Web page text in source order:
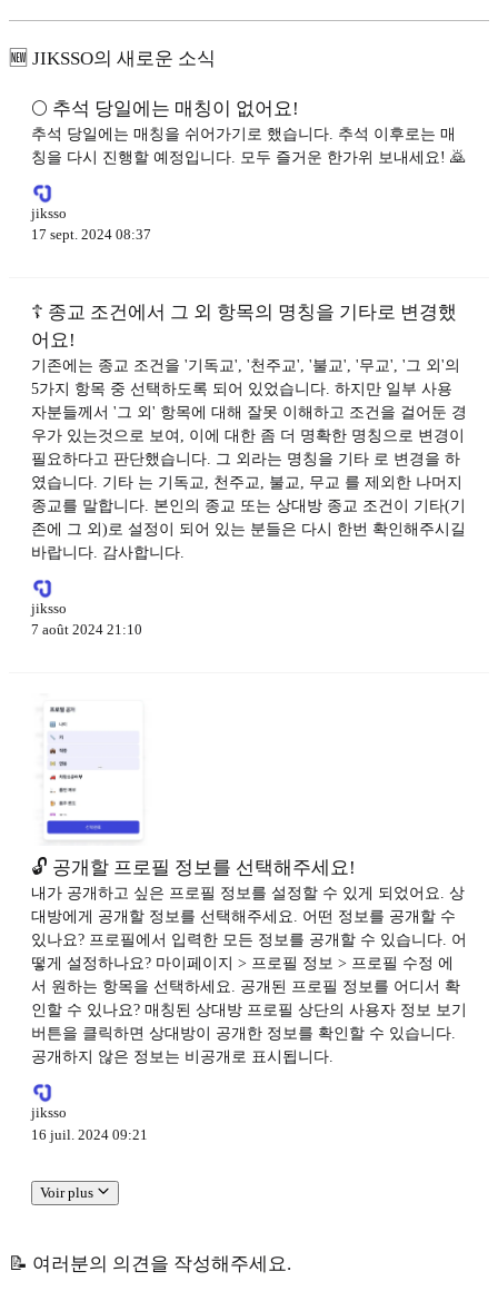
🆕 JIKSSO의 새로운 소식
🌕 추석 당일에는 매칭이 없어요!
추석 당일에는 매칭을 쉬어가기로 했습니다. 추석 이후로는 매
칭을 다시 진행할 예정입니다. 모두 즐거운 한가위 보내세요! 🙇
jiksso
17 sept. 2024 08:37
☦️ 종교 조건에서 그 외 항목의 명칭을 기타로 변경했
어요!
기존에는 종교 조건을 '기독교', '천주교', '불교', '무교', '그 외'의
5가지 항목 중 선택하도록 되어 있었습니다. 하지만 일부 사용
자분들께서 '그 외' 항목에 대해 잘못 이해하고 조건을 걸어둔 경
우가 있는것으로 보여, 이에 대한 좀 더 명확한 명칭으로 변경이
필요하다고 판단했습니다. 그 외라는 명칭을 기타 로 변경을 하
였습니다. 기타 는 기독교, 천주교, 불교, 무교 를 제외한 나머지
종교를 말합니다. 본인의 종교 또는 상대방 종교 조건이 기타(기
존에 그 외)로 설정이 되어 있는 분들은 다시 한번 확인해주시길
바랍니다. 감사합니다.
jiksso
7 août 2024 21:10
🔓 공개할 프로필 정보를 선택해주세요!
내가 공개하고 싶은 프로필 정보를 설정할 수 있게 되었어요. 상
대방에게 공개할 정보를 선택해주세요. 어떤 정보를 공개할 수
있나요? 프로필에서 입력한 모든 정보를 공개할 수 있습니다. 어
떻게 설정하나요? 마이페이지 > 프로필 정보 > 프로필 수정 에
서 원하는 항목을 선택하세요. 공개된 프로필 정보를 어디서 확
인할 수 있나요? 매칭된 상대방 프로필 상단의 사용자 정보 보기
버튼을 클릭하면 상대방이 공개한 정보를 확인할 수 있습니다.
공개하지 않은 정보는 비공개로 표시됩니다.
jiksso
16 juil. 2024 09:21
Voir plus
📝 여러분의 의견을 작성해주세요.